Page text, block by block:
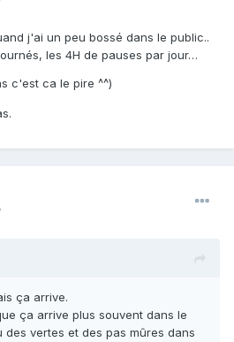
j'ai un peu bossé dans le public..
les 4H de pauses par jour…
c'est ca le pire ^^)
ça arrive.
ça arrive plus souvent dans le
vertes et des pas mûres dans